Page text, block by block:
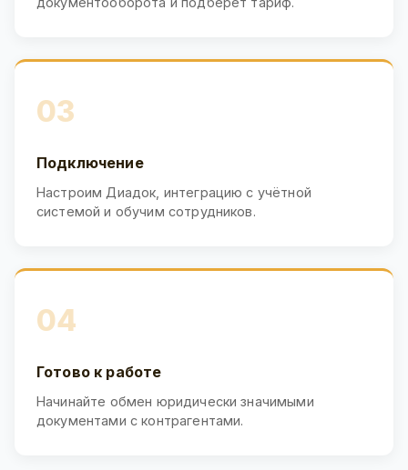
03
Подключение
Настроим Диадок, интеграцию с учётной
системой и обучим сотрудников.
04
Готово к работе
Начинайте обмен юридически значимыми
документами с контрагентами.